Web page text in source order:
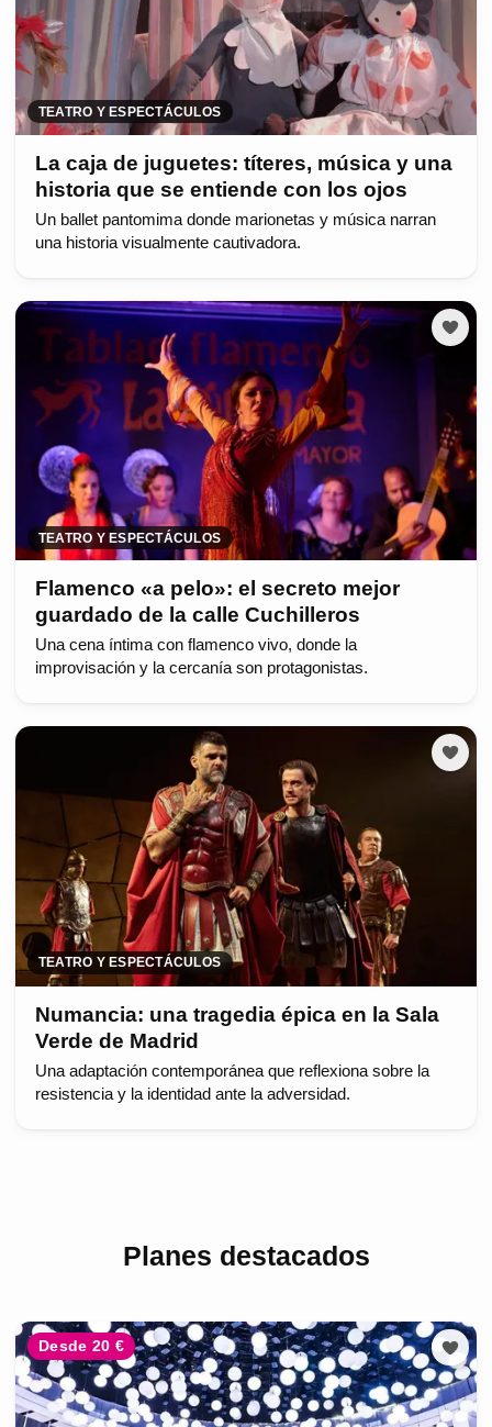
TEATRO Y ESPECTÁCULOS
La caja de juguetes: títeres, música y una
historia que se entiende con los ojos
Un ballet pantomima donde marionetas y música narran
una historia visualmente cautivadora.
TEATRO Y ESPECTÁCULOS
Flamenco «a pelo»: el secreto mejor
guardado de la calle Cuchilleros
Una cena íntima con flamenco vivo, donde la
improvisación y la cercanía son protagonistas.
TEATRO Y ESPECTÁCULOS
Numancia: una tragedia épica en la Sala
Verde de Madrid
Una adaptación contemporánea que reflexiona sobre la
resistencia y la identidad ante la adversidad.
Planes destacados
Desde 20 €